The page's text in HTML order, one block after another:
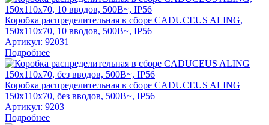
Коробка распределительная в сборе CADUCEUS ALING,
150х110х70, 10 вводов, 500В~, IP56
Артикул: 92031
Подробнее
Коробка распределительная в сборе CADUCEUS ALING
150х110х70, без вводов, 500В~, IP56
Артикул: 9203
Подробнее